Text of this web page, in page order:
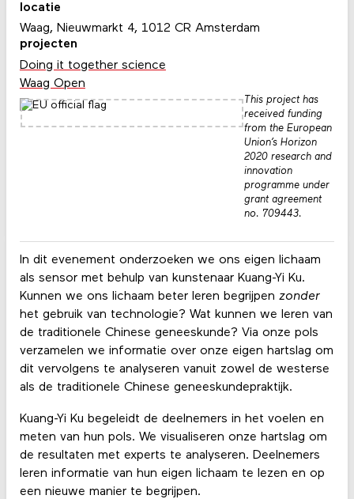
In dit evenement onderzoeken we ons eigen lichaam
als sensor met behulp van kunstenaar Kuang-Yi Ku.
Kunnen we ons lichaam beter leren begrijpen zonder
het gebruik van technologie? Wat kunnen we leren van
de traditionele Chinese geneeskunde? Via onze pols
verzamelen we informatie over onze eigen hartslag om
dit vervolgens te analyseren vanuit zowel de westerse
als de traditionele Chinese geneeskundepraktijk.
Kuang-Yi Ku begeleidt de deelnemers in het voelen en
meten van hun pols. We visualiseren onze hartslag om
de resultaten met experts te analyseren. Deelnemers
leren informatie van hun eigen lichaam te lezen en op
een nieuwe manier te begrijpen.
locatie
Waag, Nieuwmarkt 4, 1012 CR Amsterdam
projecten
Doing it together science
Waag Open
This project has
received funding
from the European
Union’s Horizon
2020 research and
innovation
programme under
grant agreement
no. 709443.